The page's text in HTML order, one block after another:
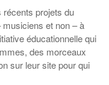
récents projets du
et non – à
éducationnelle qui
des morceaux
sur leur site pour qui